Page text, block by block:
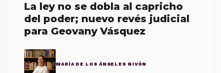
La ley no se dobla al capricho
del poder; nuevo revés judicial
para Geovany Vásquez
MARÍA DE LOS ÁNGELES NIVÓN